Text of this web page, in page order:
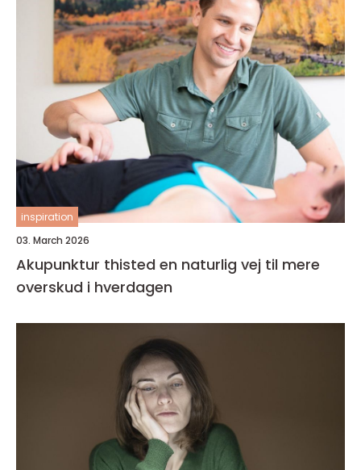
inspiration
03. March 2026
Akupunktur thisted en naturlig vej til mere
overskud i hverdagen